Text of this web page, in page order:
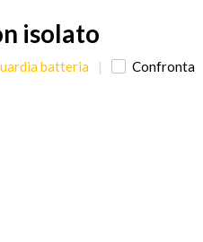
isolato
batteria Confronta